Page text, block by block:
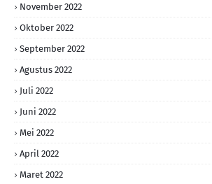
November 2022
Oktober 2022
September 2022
Agustus 2022
Juli 2022
Juni 2022
Mei 2022
April 2022
Maret 2022